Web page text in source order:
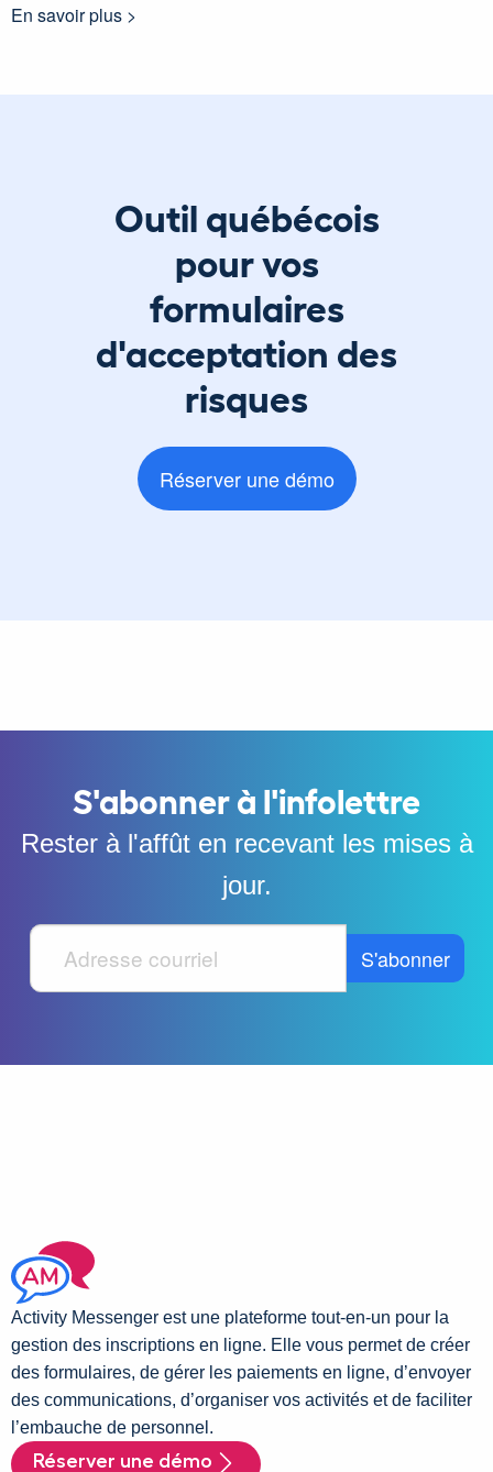
En savoir plus >
Outil québécois
pour vos
formulaires
d'acceptation des
risques
Réserver une démo
S'abonner à l'infolettre
Rester à l'affût en recevant les mises à
jour.
Activity Messenger est une plateforme tout-en-un pour la
gestion des inscriptions en ligne. Elle vous permet de créer
des formulaires, de gérer les paiements en ligne, d’envoyer
des communications, d’organiser vos activités et de faciliter
l’embauche de personnel.
Réserver une démo